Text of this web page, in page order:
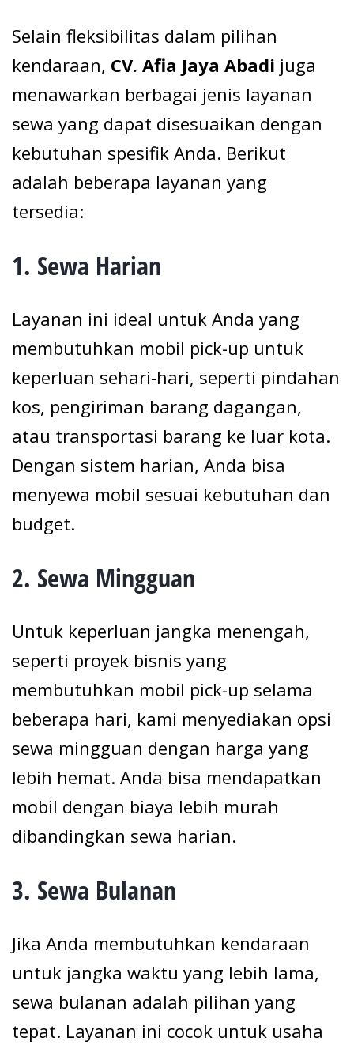
Selain fleksibilitas dalam pilihan
kendaraan, CV. Afia Jaya Abadi juga
menawarkan berbagai jenis layanan
sewa yang dapat disesuaikan dengan
kebutuhan spesifik Anda. Berikut
adalah beberapa layanan yang
tersedia:
1. Sewa Harian
Layanan ini ideal untuk Anda yang
membutuhkan mobil pick-up untuk
keperluan sehari-hari, seperti pindahan
kos, pengiriman barang dagangan,
atau transportasi barang ke luar kota.
Dengan sistem harian, Anda bisa
menyewa mobil sesuai kebutuhan dan
budget.
2. Sewa Mingguan
Untuk keperluan jangka menengah,
seperti proyek bisnis yang
membutuhkan mobil pick-up selama
beberapa hari, kami menyediakan opsi
sewa mingguan dengan harga yang
lebih hemat. Anda bisa mendapatkan
mobil dengan biaya lebih murah
dibandingkan sewa harian.
3. Sewa Bulanan
Jika Anda membutuhkan kendaraan
untuk jangka waktu yang lebih lama,
sewa bulanan adalah pilihan yang
tepat. Layanan ini cocok untuk usaha